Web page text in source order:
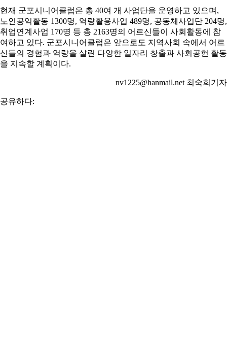
현재 군포시니어클럽은 총 40여 개 사업단을 운영하고 있으며,
노인공익활동 1300명, 역량활용사업 489명, 공동체사업단 204명,
취업연계사업 170명 등 총 2163명의 어르신들이 사회활동에 참
여하고 있다. 군포시니어클럽은 앞으로도 지역사회 속에서 어르
신들의 경험과 역량을 살린 다양한 일자리 창출과 사회공헌 활동
을 지속할 계획이다.
nv1225@hanmail.net 최숙희기자
공유하다: